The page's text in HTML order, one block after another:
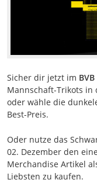
Sicher dir jetzt im
Mannschaft-Trikots in
oder wähle die
Best-Preis.
Oder nutze das
02. Dezember den
Merchandise Artikel
Liebsten zu kaufen.